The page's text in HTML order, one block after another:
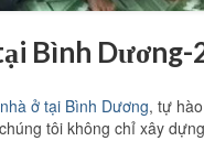
Bình Dương-
ở tại Bình Dương, tự
tôi không chỉ xây